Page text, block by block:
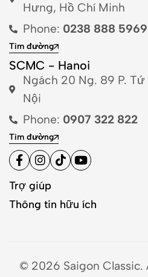
Hưng, Hồ Chí Minh
Phone: 0238 888 5969
Tìm đường
SCMC - Hanoi
Ngách 20 Ng. 89 P. Tứ
Nội
Phone: 0907 322 822
Tìm đường
Trợ giúp
Thông tin hữu ích
© 2026 Saigon Classic.